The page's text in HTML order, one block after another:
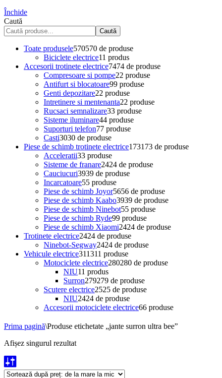
Închide
Caută
Caută
Toate produsele570570 de produse
Biciclete electrice11 produs
Accesorii trotinete electrice7474 de produse
Compresoare si pompe22 produse
Antifurt si blocatoare99 produse
Genti depozitare22 produse
Intretinere si mentenanta22 produse
Rucsaci semnalizare33 produse
Sisteme iluminare44 produse
Suporturi telefon77 produse
Casti3030 de produse
Piese de schimb trotinete electrice173173 de produse
Acceleratii33 produse
Sisteme de franare2424 de produse
Cauciucuri3939 de produse
Incarcatoare55 produse
Piese de schimb Joyor5656 de produse
Piese de schimb Kaabo3939 de produse
Piese de schimb Ninebot55 produse
Piese de schimb Ryde99 produse
Piese de schimb Xiaomi2424 de produse
Trotinete electrice2424 de produse
Ninebot-Segway2424 de produse
Vehicule electrice311311 produse
Motociclete electrice280280 de produse
NIU11 produs
Surron279279 de produse
Scutere electrice2525 de produse
NIU2424 de produse
Accesorii motociclete electrice66 produse
Prima pagină\Produse etichetate „jante surron ultra bee”
Afișez singurul rezultat